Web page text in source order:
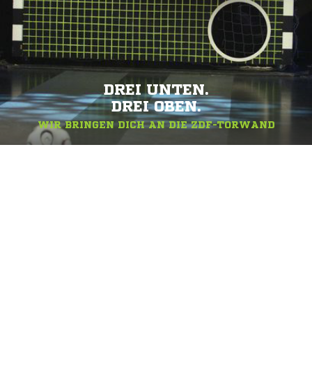
DREI UNTEN.
DREI OBEN.
WIR BRINGEN DICH AN DIE ZDF-TORWAND